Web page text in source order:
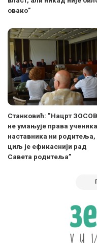
овако”
Станковић: ”Нацрт
не умањује права
наставника ни родитеља,
циљ је ефикаснији рад
Савета родитеља”